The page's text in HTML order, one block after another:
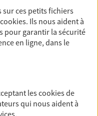
de la Vie
en herbe
n'est à l'abri d'un
Protection
de vie et vos
de la Vie
LIGNE
sur ces petits fichiers
cookies. Ils nous aident à
pour garantir la sécurité
en ligne, dans le
lescookiesde
qui nous aident à